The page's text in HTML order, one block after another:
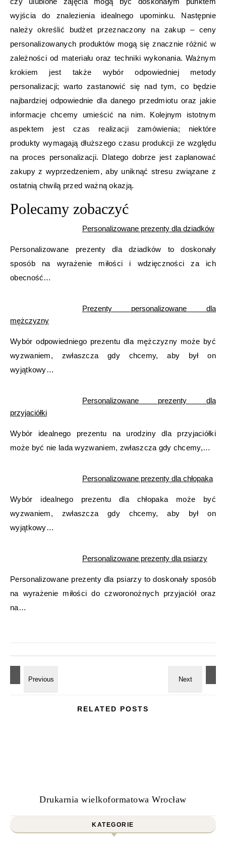
wyjścia do znalezienia idealnego upominku. Następnie
należy określić budżet przeznaczony na zakup – ceny
personalizowanych produktów mogą się znacznie różnić w
zależności od materiału oraz techniki wykonania. Ważnym
krokiem jest także wybór odpowiedniej metody
personalizacji; warto zastanowić się nad tym, co będzie
najbardziej odpowiednie dla danego przedmiotu oraz jakie
informacje chcemy umieścić na nim. Kolejnym istotnym
aspektem jest czas realizacji zamówienia; niektóre
produkty wymagają dłuższego czasu produkcji ze względu
na proces personalizacji. Dlatego dobrze jest zaplanować
zakupy z wyprzedzeniem, aby uniknąć stresu związane z
ostatnią chwilą przed ważną okazją.
Polecamy zobaczyć
Personalizowane prezenty dla dziadków
Personalizowane prezenty dla dziadków to doskonały
sposób na wyrażenie miłości i wdzięczności za ich
obecność…
Prezenty personalizowane dla
mężczyzny
Wybór odpowiedniego prezentu dla mężczyzny może być
wyzwaniem, zwłaszcza gdy chcemy, aby był on
wyjątkowy…
Personalizowane prezenty dla
przyjaciółki
Wybór idealnego prezentu na urodziny dla przyjaciółki
może być nie lada wyzwaniem, zwłaszcza gdy chcemy,…
Personalizowane prezenty dla chłopaka
Wybór idealnego prezentu dla chłopaka może być
wyzwaniem, zwłaszcza gdy chcemy, aby był on
wyjątkowy…
Personalizowane prezenty dla psiarzy
Personalizowane prezenty dla psiarzy to doskonały sposób
na wyrażenie miłości do czworonożnych przyjaciół oraz
na…
RELATED POSTS
Drukarnia wielkoformatowa Wrocław
KATEGORIE